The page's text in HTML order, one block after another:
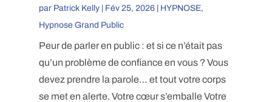
par Patrick Kelly| Fév 25, 2026| HYPNOSE,
Hypnose Grand Public
Peur de parler en public : et si ce n’était pas
qu’un problème de confiance en vous ? Vous
devez prendre la parole… et tout votre corps
se met en alerte. Votre cœur s’emballe Votre